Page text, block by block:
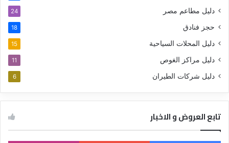
دليل مطاعم مصر 24
حجز فنادق 18
دليل المحلات السياحية 15
دليل مراكز الغوص 11
دليل شركات الطيران 6
تابع العروض و الاخبار